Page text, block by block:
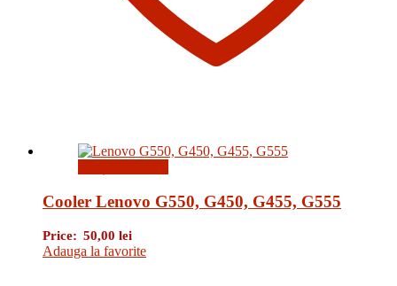
Cooler Lenovo G550, G450, G455, G555
Price: 50,00 lei
Adauga la favorite